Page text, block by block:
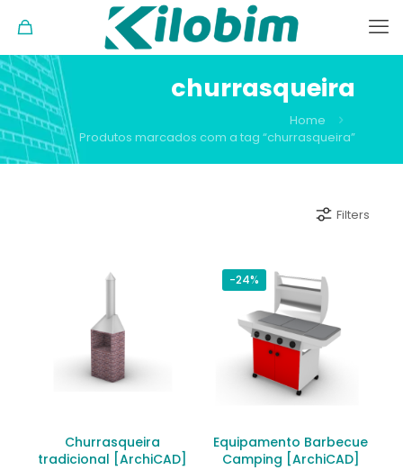
churrasqueira
Home
Produtos marcados com a tag “churrasqueira”
Filters
Churrasqueira
tradicional [ArchiCAD]
-24%
Equipamento Barbecue
Camping [ArchiCAD]